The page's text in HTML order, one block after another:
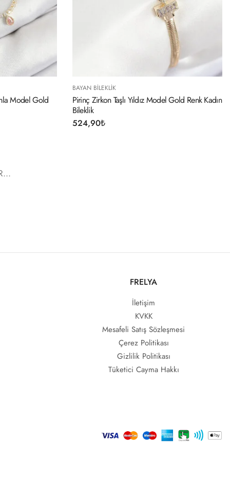
Model Gold
BAYAN BILEKLIK
Pirinç Zirkon Taşlı Yıldız Model Gold Renk Kadın
Bileklik
524,90₺
FRELYA
İletişim
KVKK
Mesafeli Satış Sözleşmesi
Çerez Politikası
Gizlilik Politikası
Tüketici Cayma Hakkı